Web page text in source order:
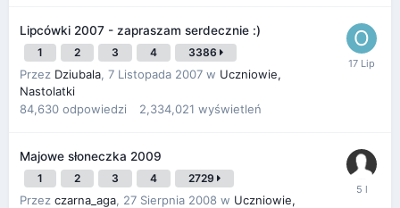
Lipcówki 2007 - zapraszam serdecznie :)
1 2 3 4 3386
Przez Dziubala, 7 Listopada 2007 w Uczniowie,
Nastolatki
84,630 odpowiedzi 2,334,021 wyświetleń
Majowe słoneczka 2009
1 2 3 4 2729
Przez czarna_aga, 27 Sierpnia 2008 w Uczniowie,